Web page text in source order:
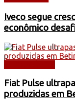
Iveco segue
econômico
Fiat Pulse
produzidas em